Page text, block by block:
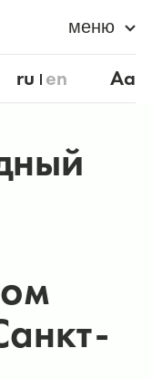
меню
ru en Aa